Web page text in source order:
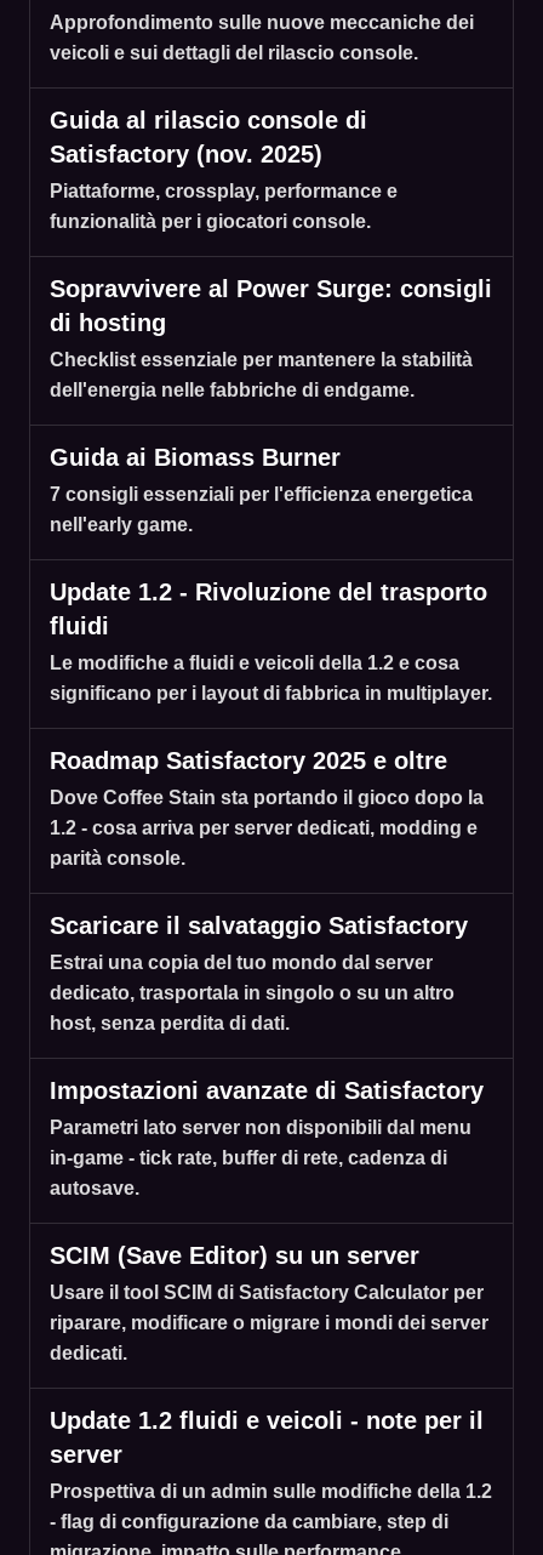
Approfondimento sulle nuove meccaniche dei
veicoli e sui dettagli del rilascio console.
Guida al rilascio console di
Satisfactory (nov. 2025)
Piattaforme, crossplay, performance e
funzionalità per i giocatori console.
Sopravvivere al Power Surge: consigli
di hosting
Checklist essenziale per mantenere la stabilità
dell'energia nelle fabbriche di endgame.
Guida ai Biomass Burner
7 consigli essenziali per l'efficienza energetica
nell'early game.
Update 1.2 - Rivoluzione del trasporto
fluidi
Le modifiche a fluidi e veicoli della 1.2 e cosa
significano per i layout di fabbrica in multiplayer.
Roadmap Satisfactory 2025 e oltre
Dove Coffee Stain sta portando il gioco dopo la
1.2 - cosa arriva per server dedicati, modding e
parità console.
Scaricare il salvataggio Satisfactory
Estrai una copia del tuo mondo dal server
dedicato, trasportala in singolo o su un altro
host, senza perdita di dati.
Impostazioni avanzate di Satisfactory
Parametri lato server non disponibili dal menu
in-game - tick rate, buffer di rete, cadenza di
autosave.
SCIM (Save Editor) su un server
Usare il tool SCIM di Satisfactory Calculator per
riparare, modificare o migrare i mondi dei server
dedicati.
Update 1.2 fluidi e veicoli - note per il
server
Prospettiva di un admin sulle modifiche della 1.2
- flag di configurazione da cambiare, step di